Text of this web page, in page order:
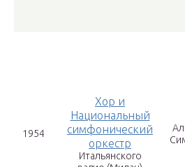
1954
Хор и
Национальный
симфонический
оркестр
Итальянского